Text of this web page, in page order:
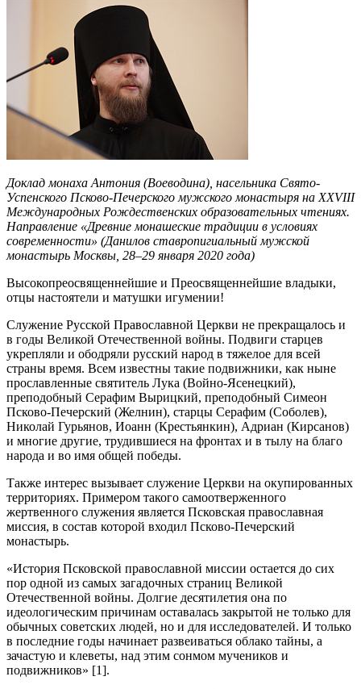
Доклад монаха Антония (Воеводина), насельника Свято-
Успенского Псково-Печерского мужского монастыря на ХХVIII
Международных Рождественских образовательных чтениях.
Направление «Древние монашеские традиции в условиях
современности» (Данилов ставропигиальный мужской
монастырь Москвы, 28–29 января 2020 года)
Высокопреосвященнейшие и Преосвященнейшие владыки,
отцы настоятели и матушки игумении!
Служение Русской Православной Церкви не прекращалось и
в годы Великой Отечественной войны. Подвиги старцев
укрепляли и ободряли русский народ в тяжелое для всей
страны время. Всем известны такие подвижники, как ныне
прославленные святитель Лука (Войно-Ясенецкий),
преподобный Серафим Вырицкий, преподобный Симеон
Псково-Печерский (Желнин), старцы Серафим (Соболев),
Николай Гурьянов, Иоанн (Крестьянкин), Адриан (Кирсанов)
и многие другие, трудившиеся на фронтах и в тылу на благо
народа и во имя общей победы.
Также интерес вызывает служение Церкви на окупированных
территориях. Примером такого самоотверженного
жертвенного служения является Псковская православная
миссия, в состав которой входил Псково-Печерский
монастырь.
«История Псковской православной миссии остается до сих
пор одной из самых загадочных страниц Великой
Отечественной войны. Долгие десятилетия она по
идеологическим причинам оставалась закрытой не только для
обычных советских людей, но и для исследователей. И только
в последние годы начинает развеиваться облако тайны, а
зачастую и клеветы, над этим сонмом мучеников и
подвижников» [1].